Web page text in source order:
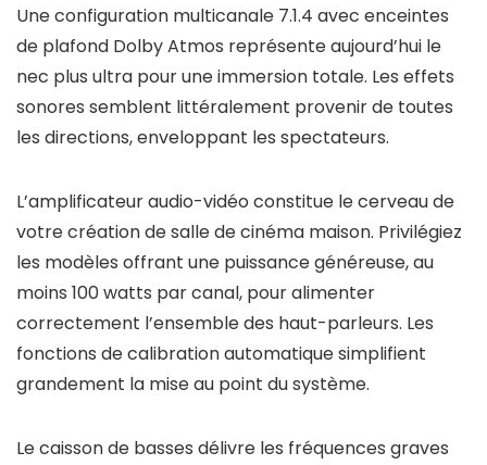
Une configuration multicanale 7.1.4 avec enceintes
de plafond Dolby Atmos représente aujourd’hui le
nec plus ultra pour une immersion totale. Les effets
sonores semblent littéralement provenir de toutes
les directions, enveloppant les spectateurs.
L’amplificateur audio-vidéo constitue le cerveau de
votre création de salle de cinéma maison. Privilégiez
les modèles offrant une puissance généreuse, au
moins 100 watts par canal, pour alimenter
correctement l’ensemble des haut-parleurs. Les
fonctions de calibration automatique simplifient
grandement la mise au point du système.
Le caisson de basses délivre les fréquences graves